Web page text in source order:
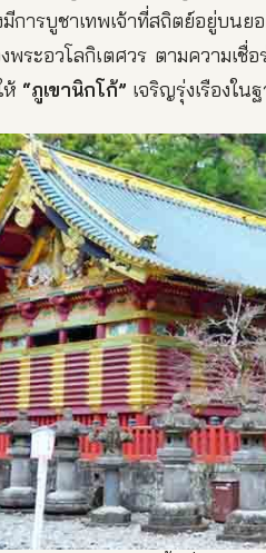
การบูชาเทพเจ้าที่สถิตย์อยู่บนย
พระอวโลกิเตศวร ตามความเ
ห้ “ภูเขานิกโก้” เจริญรุ่งเรืองใ